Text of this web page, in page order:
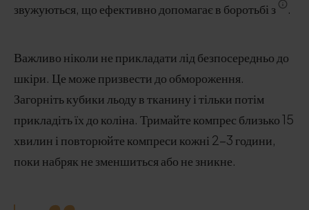
звужуються, що ефективно допомагає в боротьбі з
.
Важливо ніколи не прикладати лід безпосередньо до
шкіри. Це може призвести до обмороження.
Загорніть кубики льоду в тканину і тільки потім
прикладіть їх до коліна. Тримайте компрес близько 15
хвилин і повторюйте компреси кожні 2-3 години,
поки набряк не зменшиться або не зникне.